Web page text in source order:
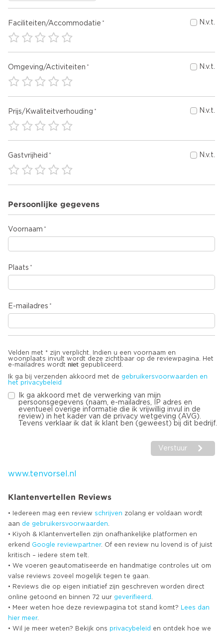
Faciliteiten/Accommodatie N.v.t.
Omgeving/Activiteiten N.v.t.
Prijs/Kwaliteitverhouding N.v.t.
Gastvrijheid N.v.t.
Persoonlijke gegevens
Voornaam
Plaats
E-mailadres
Velden met * zijn verplicht. Indien u een voornaam en
woonplaats invult wordt deze zichtbaar op de reviewpagina. Het
e-mailadres wordt niet gepubliceerd.
Ik ga bij verzenden akkoord met de gebruikersvoorwaarden en
het privacybeleid
Ik ga akkoord met de verwerking van mijn
persoonsgegevens (naam, e-mailadres, IP adres en
eventueel overige informatie die ik vrijwillig invul in de
review) in het kader van de privacy wetgeving (AVG).
Tevens verklaar ik dat ik klant ben (geweest) bij dit bedrijf.
Verstuur
www.tenvorsel.nl
Klantenvertellen Reviews
• Iedereen mag een review schrijven zolang er voldaan wordt
aan de gebruikersvoorwaarden
• Kiyoh & Klantenvertellen zijn onafhankelijke platformen en
erkend Google reviewpartner. Of een review nu lovend is of juist
kritisch – iedere stem telt.
• We voeren geautomatiseerde en handmatige controles uit om
valse reviews zoveel mogelijk tegen te gaan.
• Reviews die op eigen initiatief zijn geschreven worden direct
online getoond en binnen 72 uur geverifieerd
• Meer weten hoe deze reviewpagina tot stand komt?
Lees dan
hier meer.
• Wil je meer weten? Bekijk ons privacybeleid en ontdek hoe we